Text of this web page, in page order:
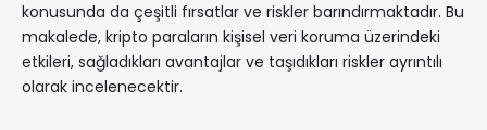
konusunda da çeşitli fırsatlar ve riskler barındırmaktadır. Bu
makalede, kripto paraların kişisel veri koruma üzerindeki
etkileri, sağladıkları avantajlar ve taşıdıkları riskler ayrıntılı
olarak incelenecektir.